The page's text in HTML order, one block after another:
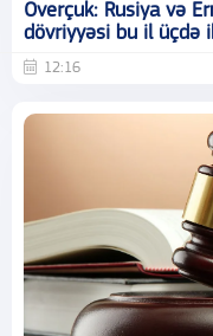
Overçuk: Rusiya və
dövriyyəsi bu il üçdə
12:16